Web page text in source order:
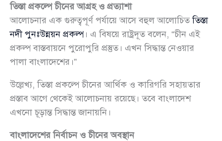
তিস্তা প্রকল্পে চীনের আগ্রহ ও প্রত্যাশা
আলোচনার এক গুরুত্বপূর্ণ পর্যায়ে আসে বহুল আলোচিততিস্তা
নদী পুনঃউন্নয়ন প্রকল্প। এ বিষয়ে রাষ্ট্রদূত বলেন, “চীন এই
প্রকল্প বাস্তবায়নে পুরোপুরি প্রস্তুত। এখন সিদ্ধান্ত নেওয়ার
পালা বাংলাদেশের।”
উল্লেখ্য, তিস্তা প্রকল্পে চীনের আর্থিক ও কারিগরি সহায়তার
প্রস্তাব আগে থেকেই আলোচনায় রয়েছে। তবে বাংলাদেশ
এখনো চূড়ান্ত সিদ্ধান্ত জানায়নি।
বাংলাদেশের নির্বাচন ও চীনের অবস্থান